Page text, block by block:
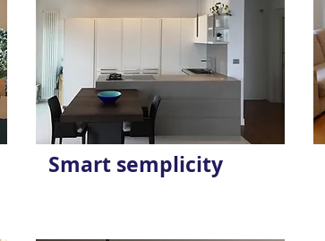
Smart semplicity